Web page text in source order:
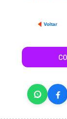
Voltar